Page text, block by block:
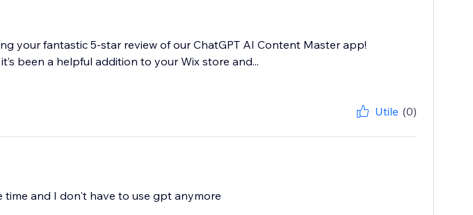
your fantastic 5-star review of our ChatGPT AI Content Master app!
been a helpful addition to your Wix store and...
Utile (0)
and I don't have to use gpt anymore